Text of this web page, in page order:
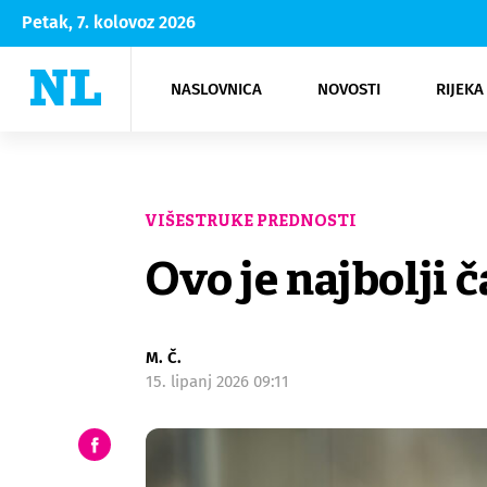
Petak, 7. kolovoz 2026
NASLOVNICA NOVOSTI
Rijeka Opatija
NK
Moda
Kultura
VIŠESTRUKE PREDNOSTI
Ovo je najbolji
M. Č.
15. lipanj 2026 09:11